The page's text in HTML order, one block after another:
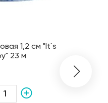
1,2 см "It`s
23 м